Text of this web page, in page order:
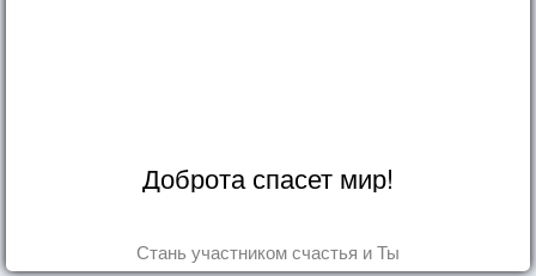
Доброта спасет мир!
Стань участником счастья и Ты